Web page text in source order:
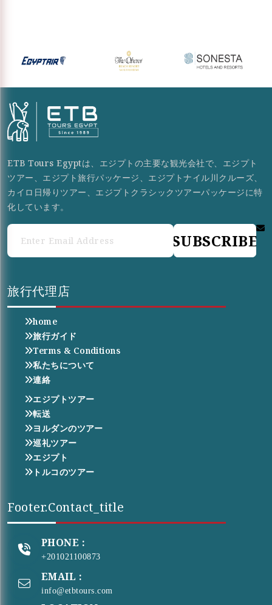
ETB Tours Egyptは、エジプトの主要な観光会社で、エジプト
ツアー、エジプト旅行パッケージ、エジプトナイル川クルーズ、
カイロ日帰りツアー、エジプトクラシックツアーパッケージに特
化しています。
SUBSCRIBE
旅行代理店
home
旅行ガイド
Terms & Conditions
私たちについて
連絡
エジプトツアー
転送
ヨルダンのツアー
巡礼ツアー
エジプト
トルコのツアー
Footer.contact_title
PHONE :
+201021100873
EMAIL :
info@etbtours.com